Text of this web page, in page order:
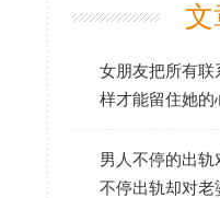
文
女朋友把所有联
样才能留住她的
男人不停的出轨
不停出轨却对老